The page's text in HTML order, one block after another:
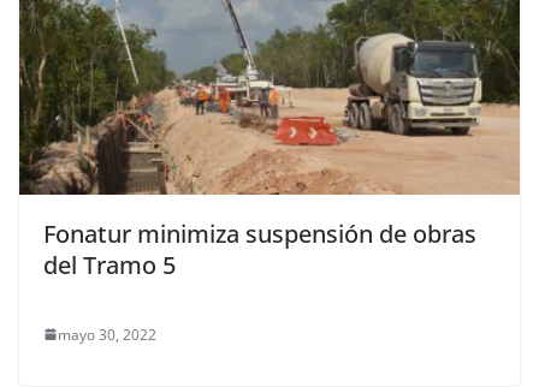
Fonatur minimiza suspensión de obras
del Tramo 5
mayo 30, 2022